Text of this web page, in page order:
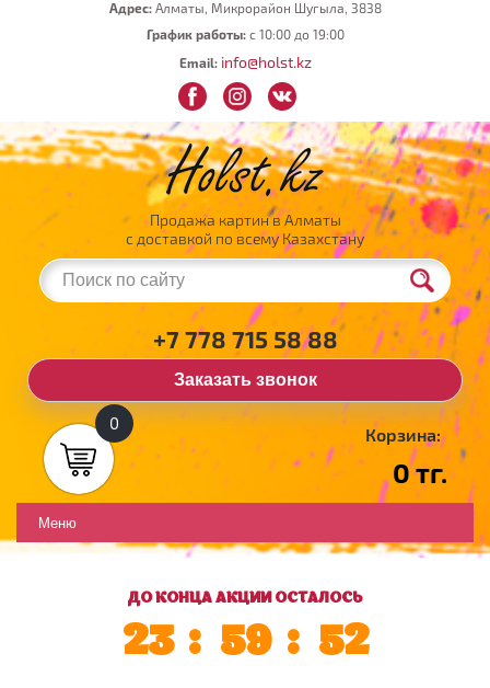
Адрес:Алматы, Микрорайон Шугыла, 3838
График работы:с 10:00 до 19:00
Email: info@holst.kz
Продажа картин в Алматы
с доставкой по всему Казахстану
+7 778 715 58 88
Заказать звонок
0
Корзина:
0 тг.
Меню
ДО КОНЦА АКЦИИ ОСТАЛОСЬ
23 59 51